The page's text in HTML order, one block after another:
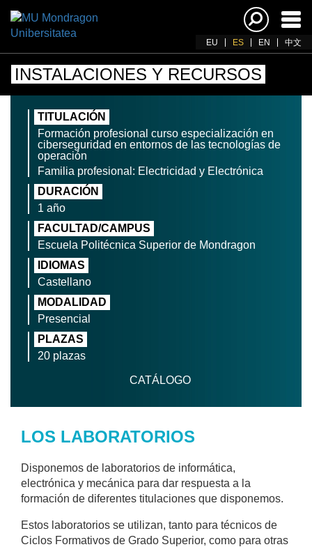
EU ES EN 中文
INSTALACIONES Y RECURSOS
TITULACIÓN
Formación profesional curso especialización en
ciberseguridad en entornos de las tecnologías de
operación
Familia profesional: Electricidad y Electrónica
DURACIÓN
1 año
FACULTAD/CAMPUS
Escuela Politécnica Superior de Mondragon
IDIOMAS
Castellano
MODALIDAD
Presencial
PLAZAS
20 plazas
CATÁLOGO
LOS LABORATORIOS
Disponemos de laboratorios de informática,
electrónica y mecánica para dar respuesta a la
formación de diferentes titulaciones que disponemos.
Estos laboratorios se utilizan, tanto para técnicos de
Ciclos Formativos de Grado Superior, como para otras